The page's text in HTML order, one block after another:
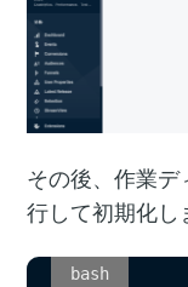
その後、作業
行して初期化し
bash